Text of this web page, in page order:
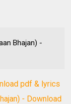
Bhajan) -
pdf & lyrics
- Download